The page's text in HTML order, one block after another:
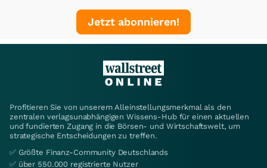
Jetzt abonnieren!
Profitieren Sie von unserem Alleinstellungsmerkmal als den
zentralen verlagsunabhängigen Wissens-Hub für einen aktuellen
und fundierten Zugang in die Börsen- und Wirtschaftswelt, um
strategische Entscheidungen zu treffen.
✅ Größte Finanz-Community Deutschlands
✅ über 550.000 registrierte Nutzer